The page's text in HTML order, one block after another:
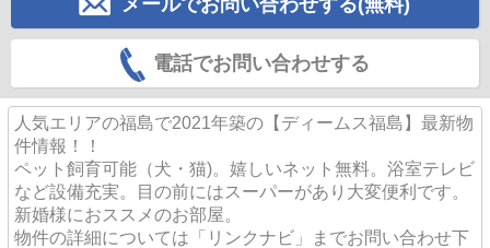
電話でお問い合わせする
人気エリアの福島で2021年築の【ディームス福島】最新物
件情報！！
ペット飼育可能（犬・猫)。嬉しいネット無料。浴室テレビ
など設備充実。目の前にはスーパーがあり大変便利です。
新婚様におススメのお部屋。
物件の詳細については「リンクナビ」までお問い合わせ下